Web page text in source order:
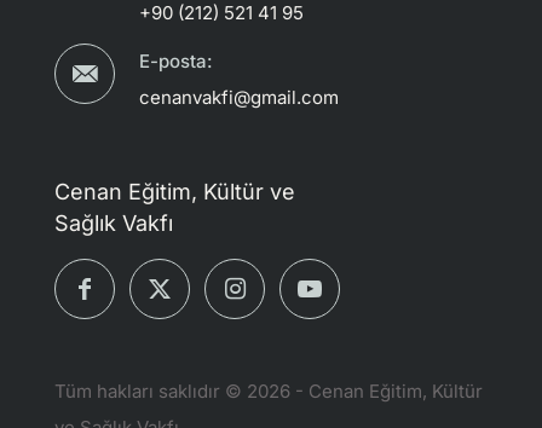
+90 (212) 521 41 95
E-posta:
cenanvakfi@gmail.com
Cenan Eğitim, Kültür ve
Sağlık Vakfı
Tüm hakları saklıdır © 2026 - Cenan Eğitim, Kültür